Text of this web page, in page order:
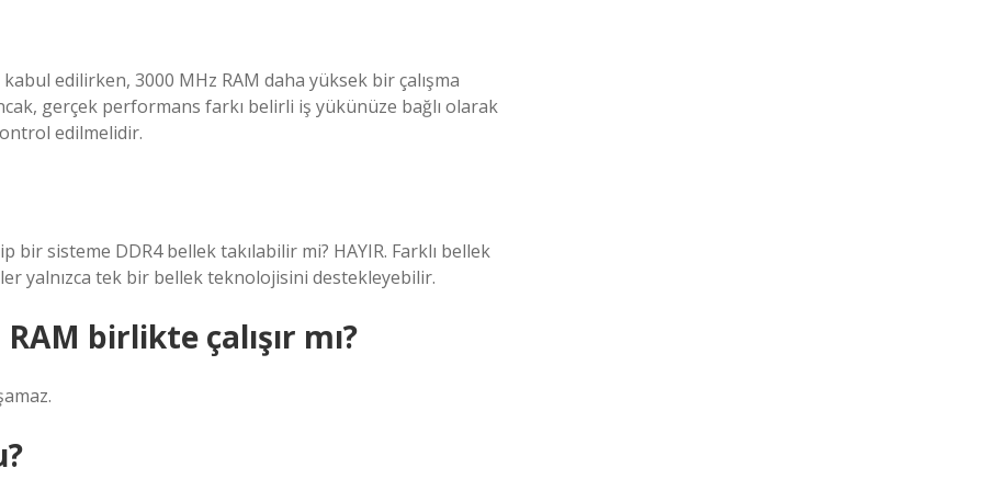
edilirken, 3000 MHz RAM daha yüksek bir çalışma
gerçek performans farkı belirli iş yükünüze bağlı olarak
edilmelidir.
sisteme DDR4 bellek takılabilir mi? HAYIR. Farklı bellek
yalnızca tek bir bellek teknolojisini destekleyebilir.
birlikte çalışır mı?